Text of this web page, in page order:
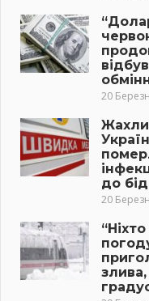
20
до
20
злива,